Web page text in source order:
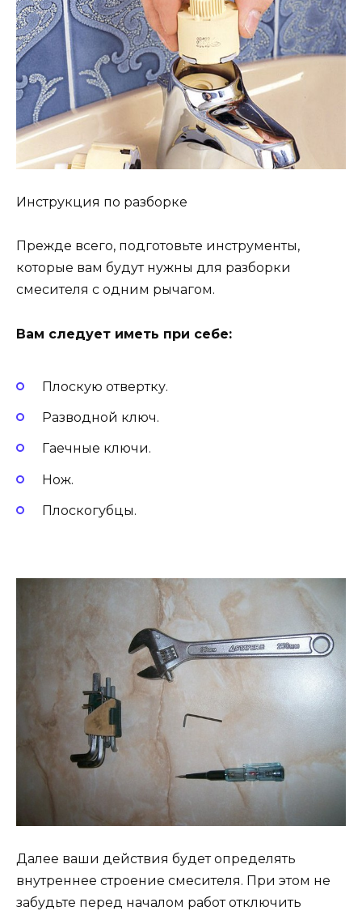
Инструкция по разборке
Прежде всего, подготовьте инструменты,
которые вам будут нужны для разборки
смесителя с одним рычагом.
Вам следует иметь при себе:
Плоскую отвертку.
Разводной ключ.
Гаечные ключи.
Нож.
Плоскогубцы.
Далее ваши действия будет определять
внутреннее строение смесителя. При этом не
забудьте перед началом работ отключить